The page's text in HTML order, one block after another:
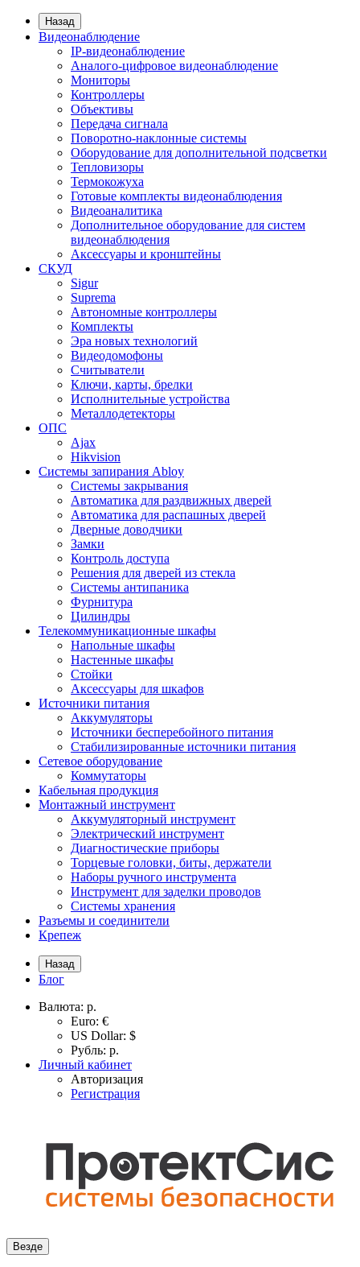
Назад
Видеонаблюдение
IP-видеонаблюдение
Аналого-цифровое видеонаблюдение
Мониторы
Контроллеры
Объективы
Передача сигнала
Поворотно-наклонные системы
Оборудование для дополнительной подсветки
Тепловизоры
Термокожуха
Готовые комплекты видеонаблюдения
Видеоаналитика
Дополнительное оборудование для систем
видеонаблюдения
Аксессуары и кронштейны
СКУД
Sigur
Suprema
Автономные контроллеры
Комплекты
Эра новых технологий
Видеодомофоны
Считыватели
Ключи, карты, брелки
Исполнительные устройства
Металлодетекторы
ОПС
Ajax
Hikvision
Системы запирания Abloy
Cистемы закрывания
Автоматика для раздвижных дверей
Автоматика для распашных дверей
Дверные доводчики
Замки
Контроль доступа
Решения для дверей из стекла
Системы антипаника
Фурнитура
Цилиндры
Телекоммуникационные шкафы
Напольные шкафы
Настенные шкафы
Стойки
Аксессуары для шкафов
Источники питания
Аккумуляторы
Источники бесперебойного питания
Стабилизированные источники питания
Сетевое оборудование
Коммутаторы
Кабельная продукция
Монтажный инструмент
Аккумуляторный инструмент
Электрический инструмент
Диагностические приборы
Торцевые головки, биты, держатели
Наборы ручного инструмента
Инструмент для заделки проводов
Системы хранения
Разъемы и соединители
Крепеж
Назад
Блог
Валюта: р.
Euro: €
US Dollar: $
Рубль: р.
Личный кабинет
Авторизация
Регистрация
Везде